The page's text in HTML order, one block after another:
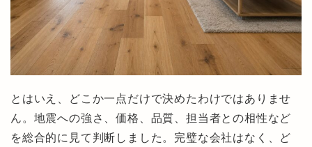
とはいえ、どこか一点だけで決めたわけではありませ
ん。地震への強さ、価格、品質、担当者との相性など
を総合的に見て判断しました。完璧な会社はなく、ど